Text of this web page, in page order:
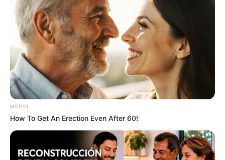
The Best Tarantino Movie Yet
BRAINBERRIES
MEDVI
How To Get An Erection Even After 60!